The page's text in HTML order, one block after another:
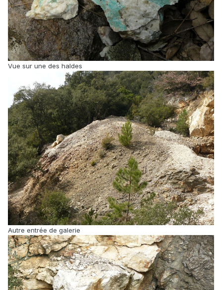
Vue sur une des haldes
Autre entrée de galerie